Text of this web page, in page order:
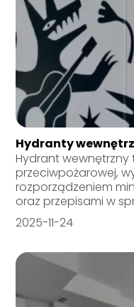
Hydranty
Hydrant
przeciwpożarowej,
rozporządzeniem
oraz przepisami w
2025-11-24